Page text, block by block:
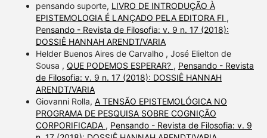
pensando suporte, LIVRO DE INTRODUÇÃO À
EPISTEMOLOGIA É LANÇADO PELA EDITORA FI ,
Pensando - Revista de Filosofia: v. 9 n. 17 (2018):
DOSSIÊ HANNAH ARENDT/VARIA
Helder Buenos Aires de Carvalho , José Elielton de
Sousa , QUE PODEMOS ESPERAR? , Pensando - Revista
de Filosofia: v. 9 n. 17 (2018): DOSSIÊ HANNAH
ARENDT/VARIA
Giovanni Rolla, A TENSÃO EPISTEMOLÓGICA NO
PROGRAMA DE PESQUISA SOBRE COGNIÇÃO
CORPORIFICADA , Pensando - Revista de Filosofia: v. 9